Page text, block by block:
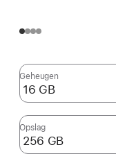
Geheugen
Opslag